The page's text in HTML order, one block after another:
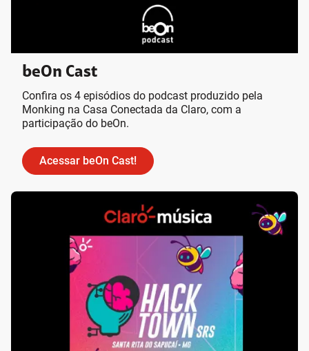
beOn Cast
Confira os 4 episódios do podcast produzido pela
Monking na Casa Conectada da Claro, com a
participação do beOn.
Acessar beOn Cast!